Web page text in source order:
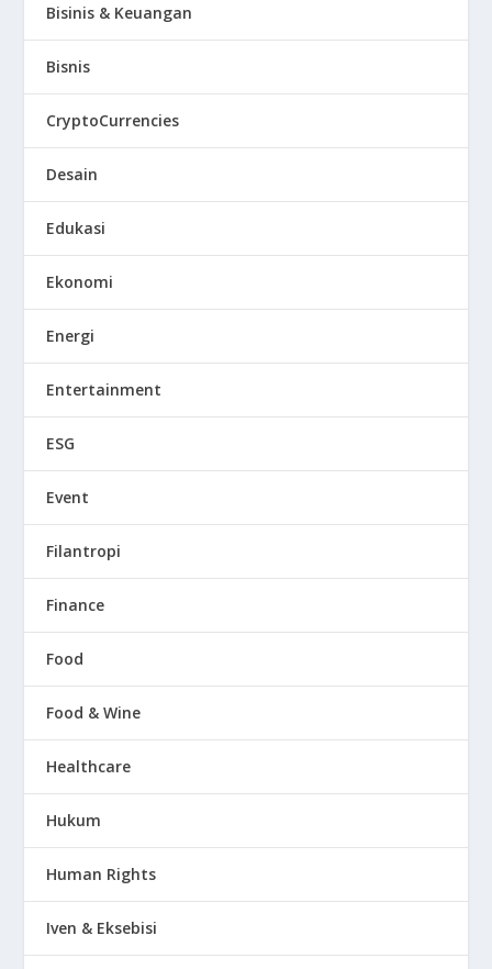
Bisinis & Keuangan
Bisnis
CryptoCurrencies
Desain
Edukasi
Ekonomi
Energi
Entertainment
ESG
Event
Filantropi
Finance
Food
Food & Wine
Healthcare
Hukum
Human Rights
Iven & Eksebisi